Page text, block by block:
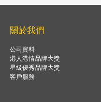
關於我們
公司資料
港人港情品牌大獎
星級優秀品牌大獎
客戶服務